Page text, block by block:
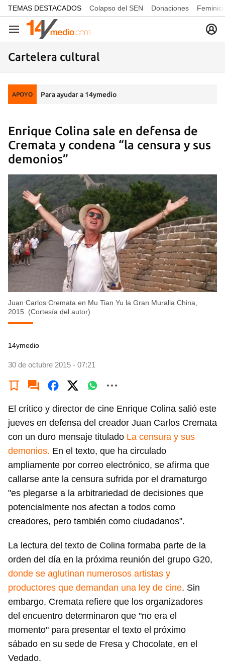
common.go-to-content
TEMAS DESTACADOS Colapso del SEN Donaciones
Navegación
Cartelera cultural
APOYO Para ayudar a 14ymedio
Enrique Colina sale en defensa de
Cremata y condena “la censura y sus
demonios”
Juan Carlos Cremata en Mu Tian Yu la Gran Muralla China,
2015. (Cortesía del autor)
14ymedio
30 de octubre 2015 - 07:21
El crítico y director de cine Enrique Colina salió este
jueves en defensa del creador Juan Carlos Cremata
con un duro mensaje titulado La censura y sus
demonios. En el texto, que ha circulado
ampliamente por correo electrónico, se afirma que
callarse ante la censura sufrida por el dramaturgo
"es plegarse a la arbitrariedad de decisiones que
potencialmente nos afectan a todos como
creadores, pero también como ciudadanos".
La lectura del texto de Colina formaba parte de la
orden del día en la próxima reunión del grupo G20,
donde se aglutinan numerosos artistas y
productores que demandan una ley de cine. Sin
embargo, Cremata refiere que los organizadores
del encuentro determinaron que "no era el
momento" para presentar el texto el próximo
sábado en su sede de Fresa y Chocolate, en el
Vedado.